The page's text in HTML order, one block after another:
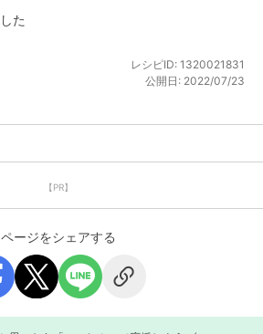
た
レシピID: 1320021831
公開日: 2022/07/23
【PR】
ページをシェアする